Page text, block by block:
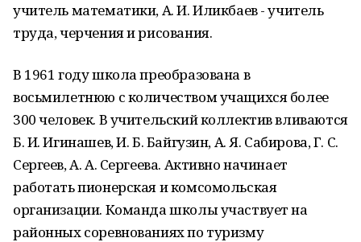
учитель математики, А. И. Иликбаев - учитель
труда, черчения и рисования.
В 1961 году школа преобразована в
восьмилетнюю с количеством учащихся более
300 человек. В учительский коллектив вливаются
Б. И. Игинашев, И. Б. Байгузин, А. Я. Сабирова, Г. С.
Сергеев, А. А. Сергеева. Активно начинает
работать пионерская и комсомольская
организации. Команда школы участвует на
районных соревнованиях по туризму